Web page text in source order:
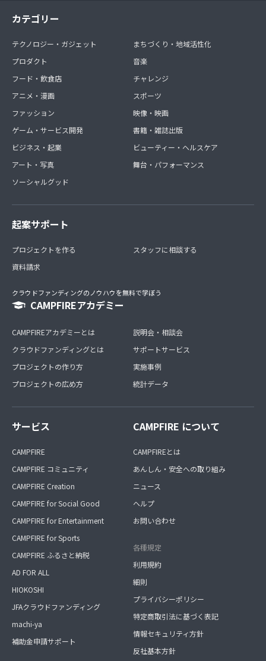
カテゴリー
テクノロジー・ガジェット
プロダクト
フード・飲食店
アニメ・漫画
ファッション
ゲーム・サービス開発
ビジネス・起業
アート・写真
ソーシャルグッド
まちづくり・地域活性化
音楽
チャレンジ
スポーツ
映像・映画
書籍・雑誌出版
ビューティー・ヘルスケア
舞台・パフォーマンス
起案サポート
プロジェクトを作る
資料請求
スタッフに相談する
クラウドファンディングのノウハウを無料で学ぼう
CAMPFIREアカデミー
CAMPFIREアカデミーとは
クラウドファンディングとは
プロジェクトの作り方
プロジェクトの広め方
説明会・相談会
サポートサービス
実施事例
統計データ
サービス
CAMPFIRE
CAMPFIRE コミュニティ
CAMPFIRE Creation
CAMPFIRE for Social Good
CAMPFIRE for Entertainment
CAMPFIRE for Sports
CAMPFIRE ふるさと納税
AD FOR ALL
HIOKOSHI
JFAクラウドファンディング
machi-ya
補助金申請サポート
CAMPFIRE について
CAMPFIREとは
あんしん・安全への取り組み
ニュース
ヘルプ
お問い合わせ
各種規定
利用規約
細則
プライバシーポリシー
特定商取引法に基づく表記
情報セキュリティ方針
反社基本方針